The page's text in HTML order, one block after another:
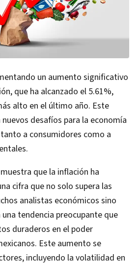
un aumento significativo
que ha alcanzado el 5.61%,
alto en el último año. Este
desafíos para la economía
a consumidores como a
que la inflación ha
cifra que no solo supera las
analistas económicos sino
tendencia preocupante que
duraderos en el poder
Este aumento se
incluyendo la volatilidad en